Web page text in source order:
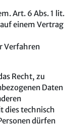
Art. 6 Abs. 1 lit.
auf einem Vertrag
Verfahren
Recht, zu
Daten
dies technisch
dürfen